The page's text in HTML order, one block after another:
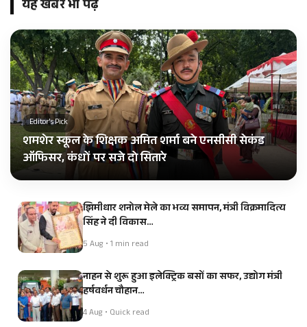
यह खबर भी पढ़ें
Editor's Pick
शमशेर स्कूल के शिक्षक अमित शर्मा बने एनसीसी सेकंड
ऑफिसर, कंधों पर सजे दो सितारे
झिमीधार शनोल मेले का भव्य समापन, मंत्री विक्रमादित्य
सिंह ने दी विकास…
5 Aug • 1 min read
नाहन से शुरू हुआ इलेक्ट्रिक बसों का सफर, उद्योग मंत्री
हर्षवर्धन चौहान…
4 Aug • Quick read